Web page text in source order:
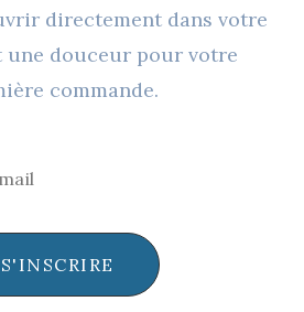
directement dans votre
une douceur pour votre
commande.
S'INSCRIRE